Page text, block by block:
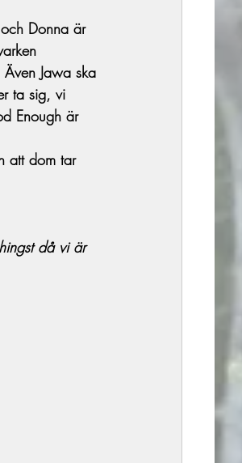
Donna är
Jawa ska
ta sig, vi
Enough är
att dom tar
då vi är